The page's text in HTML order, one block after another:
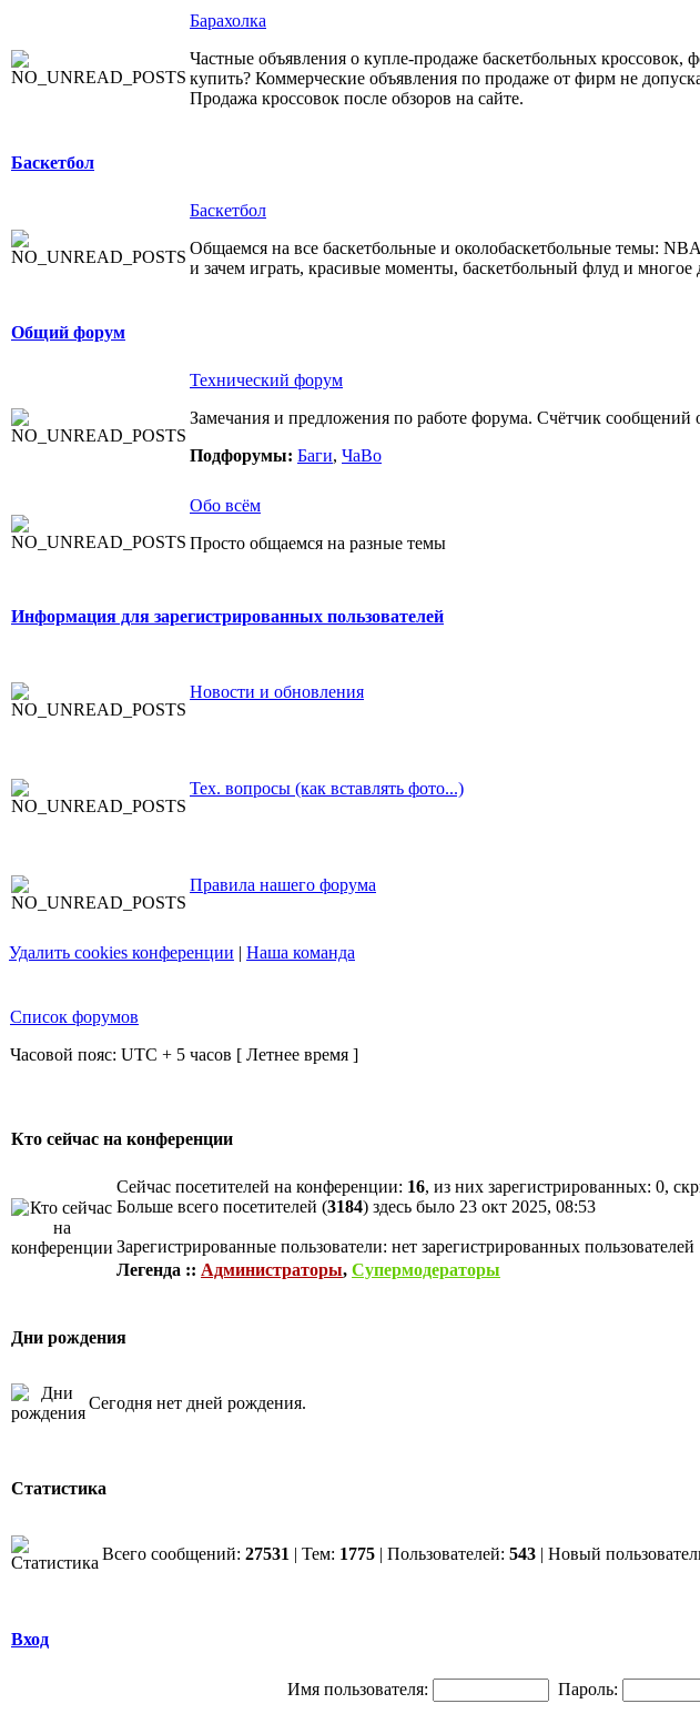
Барахолка
Частные объявления о купле-продаже баскетбольных кроссовок,
купить? Коммерческие объявления по продаже от фирм не
Продажа кроссовок после обзоров на сайте.
Баскетбол
Баскетбол
Общаемся на все баскетбольные и околобаскетбольные темы:
и зачем играть, красивые моменты, баскетбольный флуд и многое
Общий форум
Технический форум
Замечания и предложения по работе форума. Счётчик сообщений
Подфорумы: Баги, ЧаВо
Обо всём
Просто общаемся на разные темы
Информация для зарегистрированных пользователей
Новости и обновления
Тех. вопросы (как вставлять фото...)
Правила нашего форума
Удалить cookies конференции | Наша команда
Список форумов
Часовой пояс: UTC + 5 часов [ Летнее время ]
Кто сейчас на конференции
Сейчас посетителей на конференции: 16, из них зарегистрированных: 0,
Больше всего посетителей (3184) здесь было 23 окт 2025, 08:53
Зарегистрированные пользователи: нет зарегистрированных пользователей
Легенда :: Администраторы, Супермодераторы
Дни рождения
Сегодня нет дней рождения.
Статистика
Всего сообщений: 27531 | Тем: 1775 | Пользователей: 543 | Новый
Вход
Имя пользователя: Пароль: